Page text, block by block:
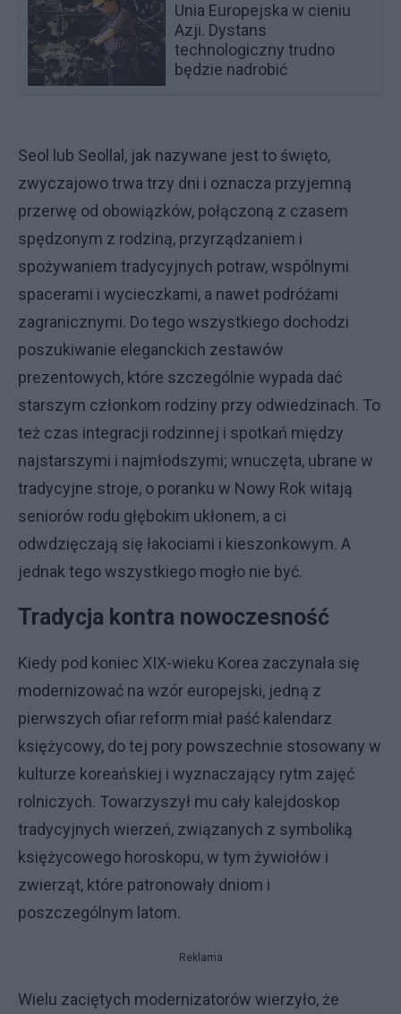
Unia Europejska w cieniu
Azji. Dystans
technologiczny trudno
będzie nadrobić
Seol lub Seollal, jak nazywane jest to święto,
zwyczajowo trwa trzy dni i oznacza przyjemną
przerwę od obowiązków, połączoną z czasem
spędzonym z rodziną, przyrządzaniem i
spożywaniem tradycyjnych potraw, wspólnymi
spacerami i wycieczkami, a nawet podróżami
zagranicznymi. Do tego wszystkiego dochodzi
poszukiwanie eleganckich zestawów
prezentowych, które szczególnie wypada dać
starszym członkom rodziny przy odwiedzinach. To
też czas integracji rodzinnej i spotkań między
najstarszymi i najmłodszymi; wnuczęta, ubrane w
tradycyjne stroje, o poranku w Nowy Rok witają
seniorów rodu głębokim ukłonem, a ci
odwdzięczają się łakociami i kieszonkowym. A
jednak tego wszystkiego mogło nie być.
Tradycja kontra nowoczesność
Kiedy pod koniec XIX-wieku Korea zaczynała się
modernizować na wzór europejski, jedną z
pierwszych ofiar reform miał paść kalendarz
księżycowy, do tej pory powszechnie stosowany w
kulturze koreańskiej i wyznaczający rytm zajęć
rolniczych. Towarzyszył mu cały kalejdoskop
tradycyjnych wierzeń, związanych z symboliką
księżycowego horoskopu, w tym żywiołów i
zwierząt, które patronowały dniom i
poszczególnym latom.
Reklama
Wielu zaciętych modernizatorów wierzyło, że